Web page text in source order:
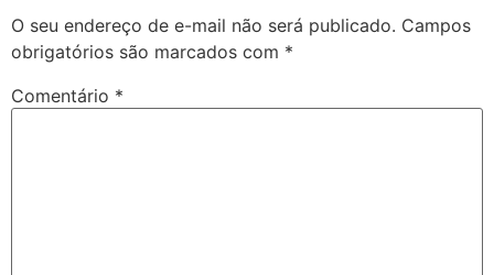
O seu endereço de e-mail não será publicado. Campos
obrigatórios são marcados com *
Comentário *